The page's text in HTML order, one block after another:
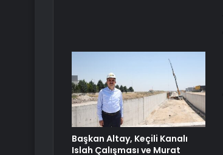
Başkan Altay, Keçili Kanalı
Islah Çalışması ve Murat